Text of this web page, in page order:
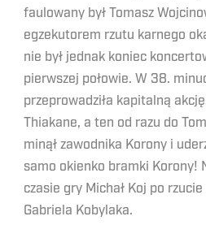
faulowany był Tomasz
egzekutorem rzutu karnego
nie był jednak koniec
pierwszej połowie. W 38.
przeprowadziła kapitalną
Thiakane, a ten od razu do
minął zawodnika Korony i
samo okienko bramki Korony!
czasie gry Michał Koj po
Gabriela Kobylaka.